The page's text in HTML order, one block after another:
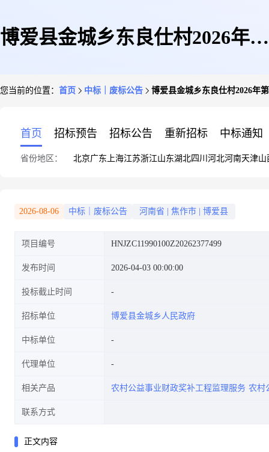
博爱县金城乡东良仕村2026年第
您当前的位置： 首页 中标｜废标公告 博爱县金城乡东良仕村2026年
首页 招标预告 招标公告 重新招标 中标通知
省份地区： 北京广东 上海江苏浙江山东湖北四川 河北河南天津山
2026-08-06 中标｜废标公告 河南省 焦作市 博爱县
项目编号 HNJZC11990100Z20262377499
发布时间 2026-04-03 00:00:00
投标截止时间
招标单位 博爱县金城乡人民政府
中标单位
代理单位
相关产品 农村公益事业财政奖补工程监理服务 农村
联系方式
正文内容